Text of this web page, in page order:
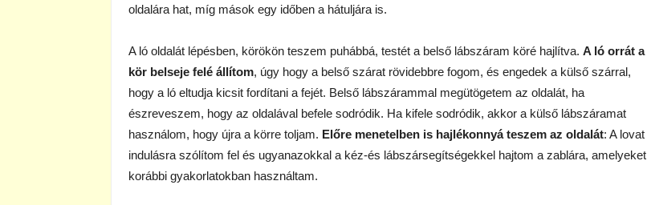
oldalára hat, míg mások egy időben a hátuljára is.
A ló oldalát lépésben, körökön teszem puhábbá, testét a belső lábszáram köré hajlítva. A ló orrát a
kör belseje felé állítom, úgy hogy a belső szárat rövidebbre fogom, és engedek a külső szárral,
hogy a ló eltudja kicsit fordítani a fejét. Belső lábszárammal megütögetem az oldalát, ha
észreveszem, hogy az oldalával befele sodródik. Ha kifele sodródik, akkor a külső lábszáramat
használom, hogy újra a körre toljam. Előre menetelben is hajlékonnyá teszem az oldalát: A lovat
indulásra szólítom fel és ugyanazokkal a kéz-és lábszársegítségekkel hajtom a zablára, amelyeket
korábbi gyakorlatokban használtam.